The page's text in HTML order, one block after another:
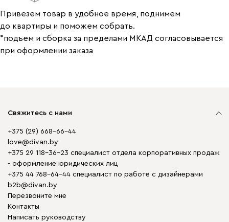
Привезем товар в удобное время, поднимем
до квартиры и поможем собрать.
*подъем и сборка за пределами МКАД согласовывается
при оформлении заказа
Свяжитесь с нами
+375 (29) 668-66-44
love@divan.by
+375 29 118-36-23 специалист отдела корпоративных продаж
- оформление юридических лиц
+375 44 768-64-44 специалист по работе с дизайнерами
b2b@divan.by
Перезвоните мне
Контакты
Написать руководству